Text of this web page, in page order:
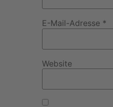
E-Mail-Adresse *
Website